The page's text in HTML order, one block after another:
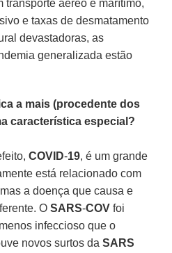
transporte aéreo e marítimo,
e taxas de desmatamento
devastadoras, as
generalizada estão
a mais (procedente dos
característica especial?
COVID-19, é um grande
está relacionado com
a doença que causa e
OSARS-COV foi
infeccioso que o
novos surtos daSARS